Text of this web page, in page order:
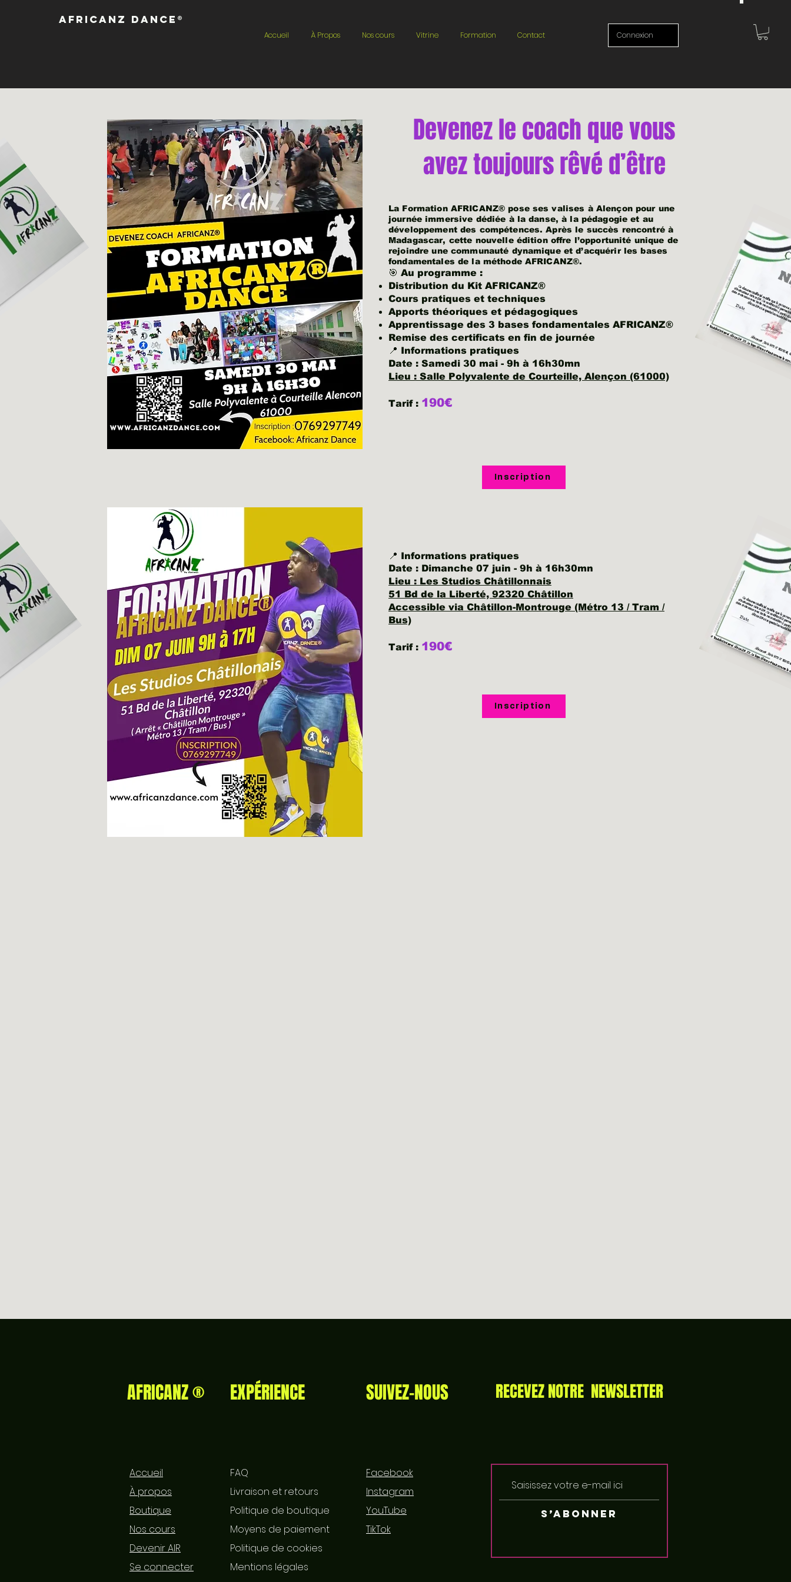
Africanz Dance®
Accueil À Propos Nos cours Vitrine Formation Contact Connexion
Devenez le coach que vous
avez toujours rêvé d’être
La Formation AFRICANZ® pose ses valises à Alençon pour une
journée immersive dédiée à la danse, à la pédagogie et au
développement des compétences. Après le succès rencontré à
Madagascar, cette nouvelle édition offre l’opportunité unique de
rejoindre une communauté dynamique et d’acquérir les bases
fondamentales de la méthode AFRICANZ®.
🎯 Au programme :
Distribution du Kit AFRICANZ®
Cours pratiques et techniques
Apports théoriques et pédagogiques
Apprentissage des 3 bases fondamentales AFRICANZ®
Remise des certificats en fin de journée
📍 Informations pratiques
Date : Samedi 30 mai - 9h à 16h30mn
Lieu : Salle Polyvalente de Courteille, Alençon (61000)
Tarif : 190€
Inscription
📍 Informations pratiques
Date : Dimanche 07 juin - 9h à 16h30mn
Lieu : Les Studios Châtillonnais
51 Bd de la Liberté, 92320 Châtillon
Accessible via Châtillon-Montrouge (Métro 13 / Tram /
Bus)
Tarif : 190€
Inscription
AFRICANZ ® EXPÉRIENCE SUIVEZ-NOUS RECEVEZ NOTRE NEWSLETTER
Accueil
À propos
Boutique
Nos cours
Devenir AIR
Se connecter
FAQ
Livraison et retours
Politique de boutique
Moyens de paiement
Politique de cookies
Mentions légales
Facebook
Instagram
YouTube
TikTok
S’abonner